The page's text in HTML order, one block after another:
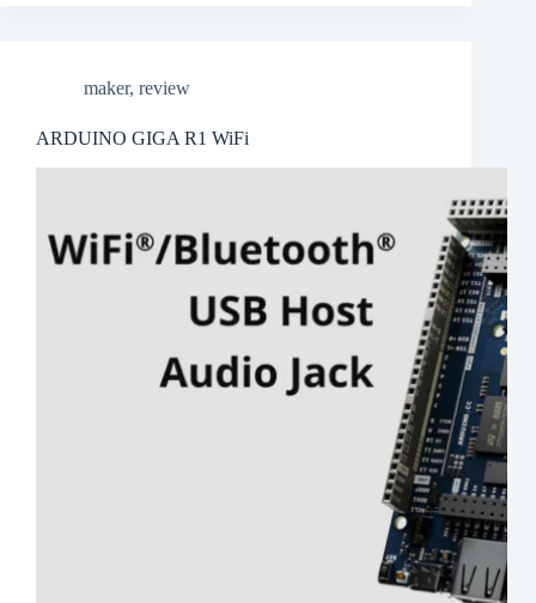
maker, review
ARDUINO GIGA R1 WiFi